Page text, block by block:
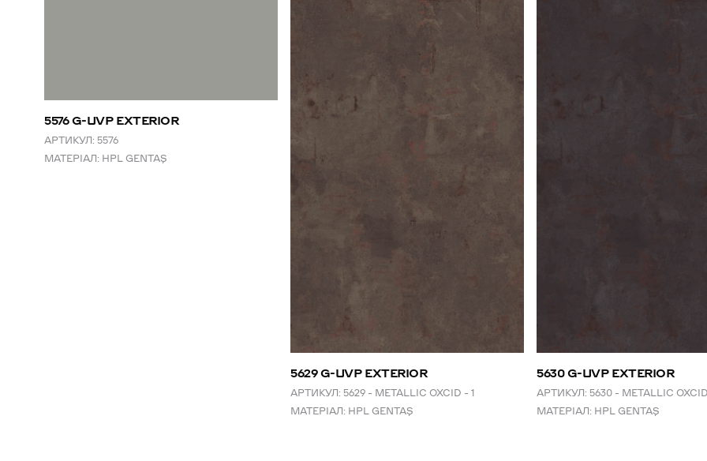
5576 G-UVP EXTERIOR
АРТИКУЛ: 5576
МАТЕРІАЛ: HPL GENTAŞ
5629 G-UVP EXTERIOR
АРТИКУЛ: 5629 – METALLIC OXCID – 1
МАТЕРІАЛ: HPL GENTAŞ
5630 G-UVP EXTERIOR
АРТИКУЛ: 5630 – METALLIC
МАТЕРІАЛ: HPL GENTAŞ